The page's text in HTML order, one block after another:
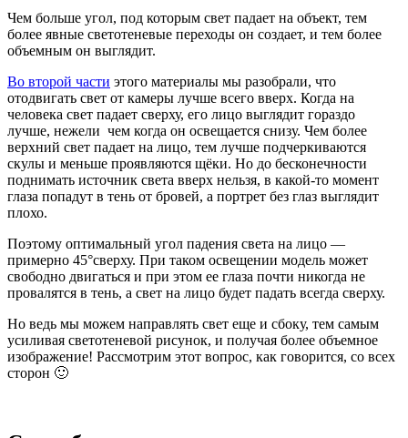
Чем больше угол, под которым свет падает на объект, тем
более явные светотеневые переходы он создает, и тем более
объемным он выглядит.
Во второй части этого материалы мы разобрали, что
отодвигать свет от камеры лучше всего вверх. Когда на
человека свет падает сверху, его лицо выглядит гораздо
лучше, нежели чем когда он освещается снизу. Чем более
верхний свет падает на лицо, тем лучше подчеркиваются
скулы и меньше проявляются щёки. Но до бесконечности
поднимать источник света вверх нельзя, в какой-то момент
глаза попадут в тень от бровей, а портрет без глаз выглядит
плохо.
Поэтому оптимальный угол падения света на лицо —
примерно 45°сверху. При таком освещении модель может
свободно двигаться и при этом ее глаза почти никогда не
провалятся в тень, а свет на лицо будет падать всегда сверху.
Но ведь мы можем направлять свет еще и сбоку, тем самым
усиливая светотеневой рисунок, и получая более объемное
изображение! Рассмотрим этот вопрос, как говорится, со всех
сторон 🙂